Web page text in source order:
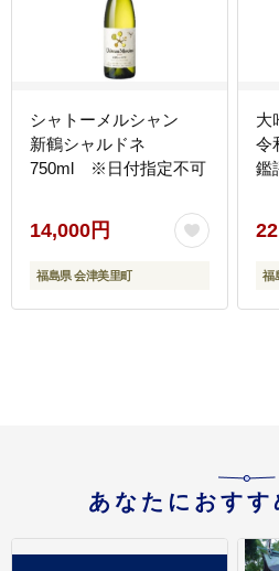
シャトーメルシャン
新鶴シャルドネ
750ml ※日付指定不可
14,000円
福島県 会津美里町
令
鑑
福
あなたにおすす